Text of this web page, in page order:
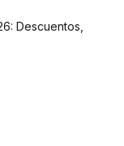
Descuentos,